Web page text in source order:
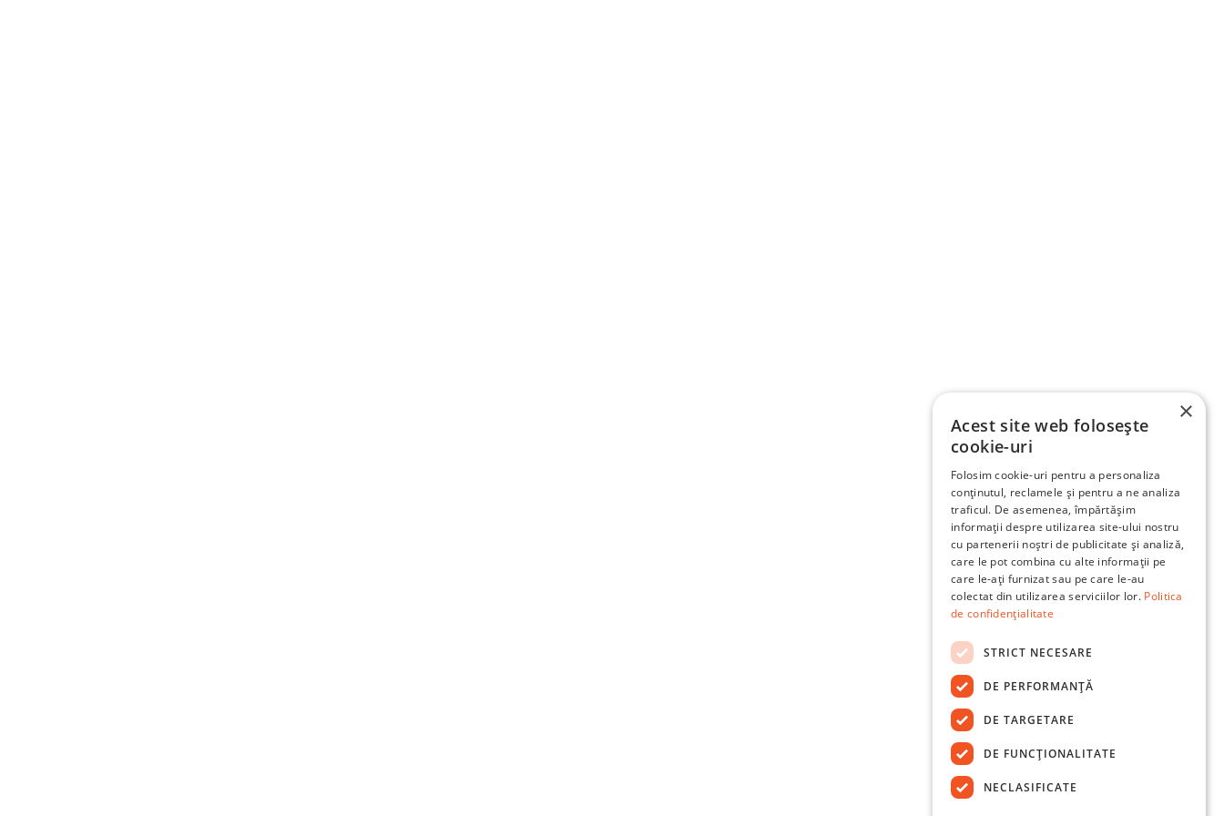
×
Acest site web folosește
cookie-uri
Folosim cookie-uri pentru a personaliza
conținutul, reclamele și pentru a ne analiza
traficul. De asemenea, împărtășim
informații despre utilizarea site-ului nostru
cu partenerii noștri de publicitate și analiză,
care le pot combina cu alte informații pe
care le-ați furnizat sau pe care le-au
colectat din utilizarea serviciilor lor. Politica
de confidențialitate
STRICT NECESARE
DE PERFORMANȚĂ
DE TARGETARE
DE FUNCŢIONALITATE
NECLASIFICATE